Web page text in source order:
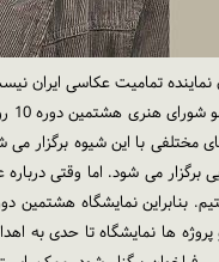
مختلفی با این شیوه
برگزار می شود. اما وقتی
پروژه ها نمایشگاه تا حدی